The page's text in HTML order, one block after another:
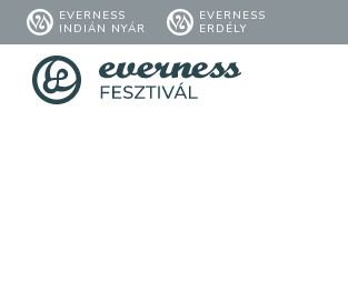
EVERNESS
INDIÁN NYÁR
EVERNESS
ERDÉLY